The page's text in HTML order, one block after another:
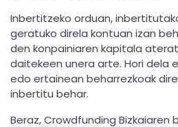
Inbertitzeko orduan,
geratuko direla kontuan izan
den konpainiaren kapitala
daitekeen unera arte. Hori dela
edo ertainean beharrezkoak
inbertitu behar.
Beraz, Crowdfunding Bizkaiaren